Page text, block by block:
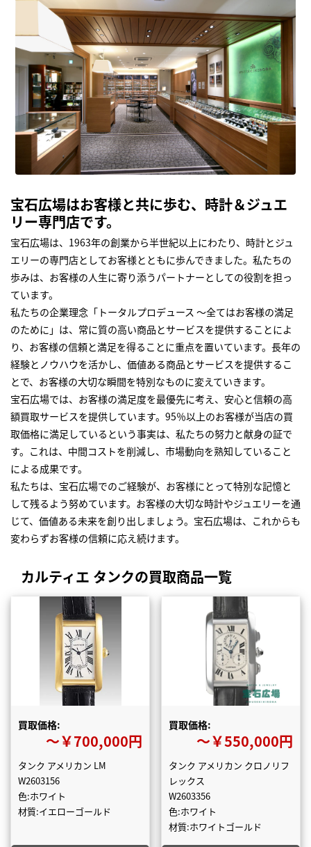
宝石広場はお客様と共に歩む、時計＆ジュエ
リー専門店です。
宝石広場は、1963年の創業から半世紀以上にわたり、時計とジュ
エリーの専門店としてお客様とともに歩んできました。私たちの
歩みは、お客様の人生に寄り添うパートナーとしての役割を担っ
ています。
私たちの企業理念「トータルプロデュース ～全てはお客様の満足
のために」は、常に質の高い商品とサービスを提供することによ
り、お客様の信頼と満足を得ることに重点を置いています。長年の
経験とノウハウを活かし、価値ある商品とサービスを提供するこ
とで、お客様の大切な瞬間を特別なものに変えていきます。
宝石広場では、お客様の満足度を最優先に考え、安心と信頼の高
額買取サービスを提供しています。95％以上のお客様が当店の買
取価格に満足しているという事実は、私たちの努力と献身の証で
す。これは、中間コストを削減し、市場動向を熟知していること
による成果です。
私たちは、宝石広場でのご経験が、お客様にとって特別な記憶と
して残るよう努めています。お客様の大切な時計やジュエリーを通
じて、価値ある未来を創り出しましょう。宝石広場は、これからも
変わらずお客様の信頼に応え続けます。
カルティエ タンクの買取商品一覧
買取価格:
〜￥700,000円
タンク アメリカン LM
W2603156
色:ホワイト
材質:イエローゴールド
買取価格:
〜￥550,000円
タンク アメリカン クロノリフ
レックス
W2603356
色:ホワイト
材質:ホワイトゴールド